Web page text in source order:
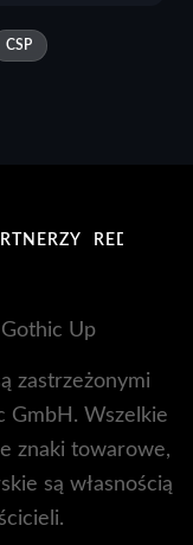
CSP
REDAKCJA
Up
zastrzeżonymi
GmbH. Wszelkie
znaki towarowe,
są własnością